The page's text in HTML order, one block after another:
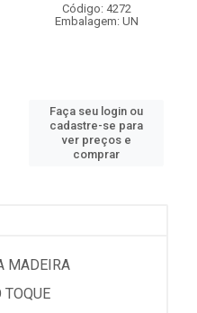
Código: 4272
Embalagem: UN
Faça seu login ou
cadastre-se para
ver preços e
comprar
MADEIRA